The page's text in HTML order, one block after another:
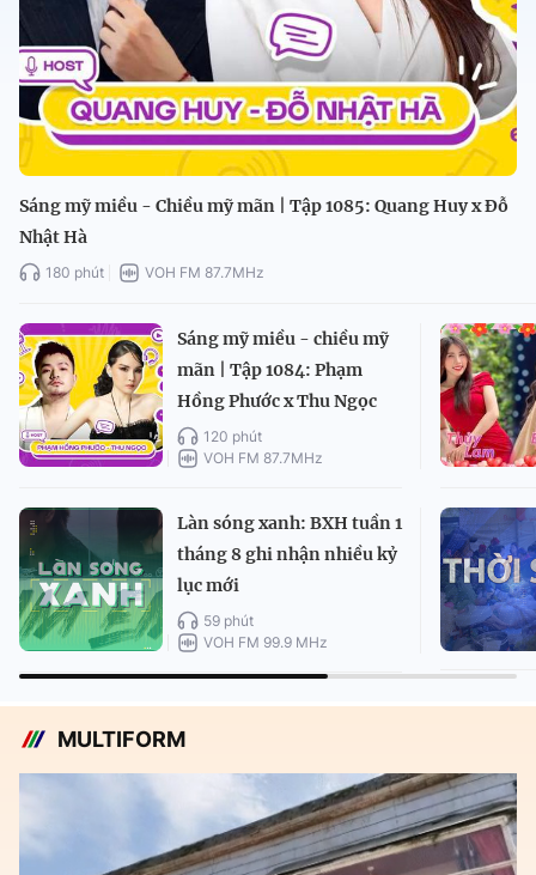
Sáng mỹ miều - Chiều mỹ mãn | Tập 1085: Quang Huy x Đỗ
Nhật Hà
180 phút VOH FM 87.7MHz
Sáng mỹ miều - chiều mỹ
mãn | Tập 1084: Phạm
Hồng Phước x Thu Ngọc
120 phút
VOH FM 87.7MHz
Làn sóng xanh: BXH tuần 1
tháng 8 ghi nhận nhiều kỷ
lục mới
59 phút
VOH FM 99.9 MHz
MULTIFORM